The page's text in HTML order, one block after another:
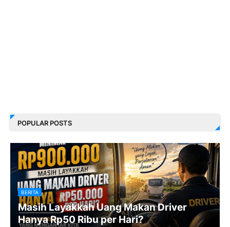
POPULAR POSTS
BERITA
Masih Layakkah Uang Makan Driver
Hanya Rp50 Ribu per Hari?